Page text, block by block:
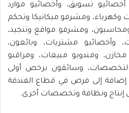
تسويق، وأخصائيو موارد
وكهرباء، ومشرفو ميكانيكا وتحكم
ومحاسبون، ومشرفو مواقع وتنجيد،
وأخصائيو مشتريات، وبائعون،
ومندوبو مبيعات، ومراقبو
وسائقون برخص أولى
إضافة إلى فرص في قطاع الفندقة
إنتاج ونظافة وتخصصات أخرى.